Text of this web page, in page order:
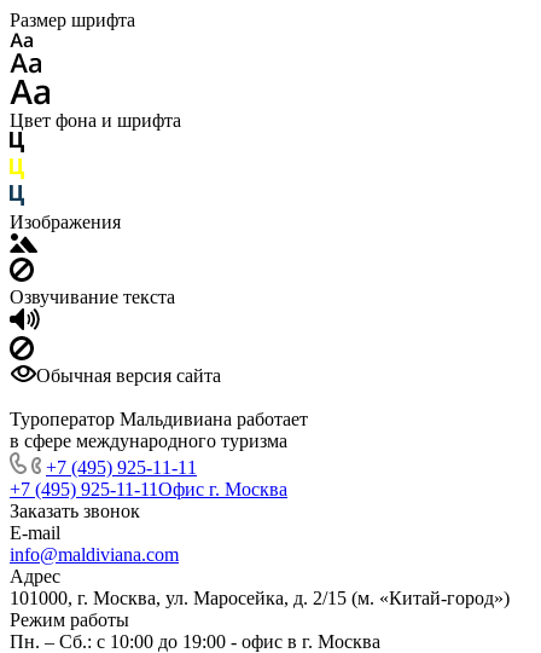
Размер шрифта
Цвет фона и шрифта
Изображения
Озвучивание текста
Обычная версия сайта
Туроператор Мальдивиана работает
в сфере международного туризма
+7 (495) 925-11-11
+7 (495) 925-11-11Офис г. Москва
Заказать звонок
E-mail
info@maldiviana.com
Адрес
101000, г. Москва, ул. Маросейка, д. 2/15 (м. «Китай-город»)
Режим работы
Пн. – Сб.: с 10:00 до 19:00 - офис в г. Москва